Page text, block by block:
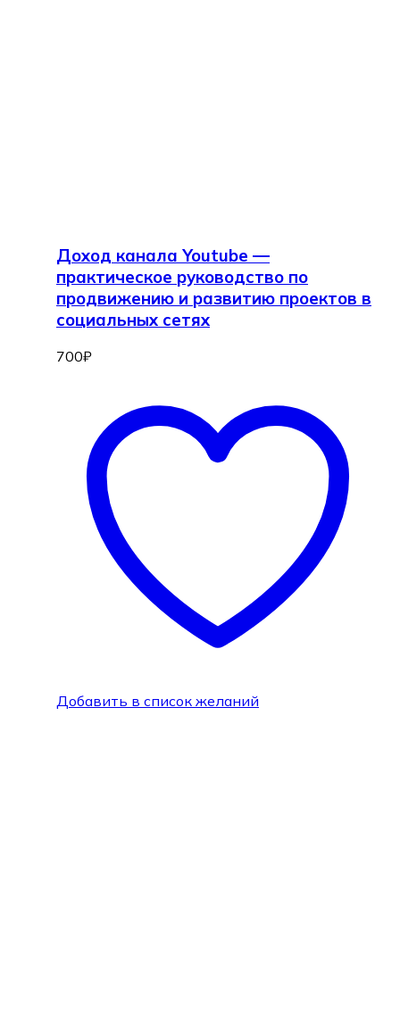
Доход канала Youtube —
практическое руководство по
продвижению и развитию проектов в
социальных сетях
700₽
Добавить в список желаний